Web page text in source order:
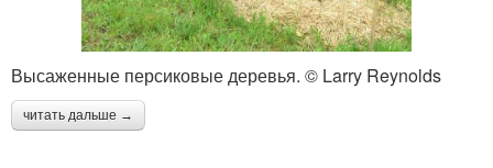
Высаженные персиковые деревья. © Larry Reynolds
читать дальше →